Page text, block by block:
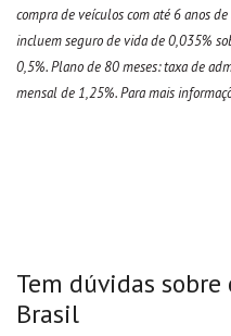
compra de veículos com até 6 anos
incluem seguro de vida de 0,035%
0,5%. Plano de 80 meses: taxa de
mensal de 1,25%. Para mais
Tem dúvidas
Brasil